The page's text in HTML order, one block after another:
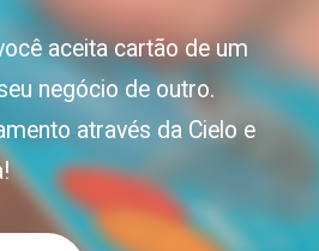
aceita cartão de um
negócio de outro.
através da Cielo e